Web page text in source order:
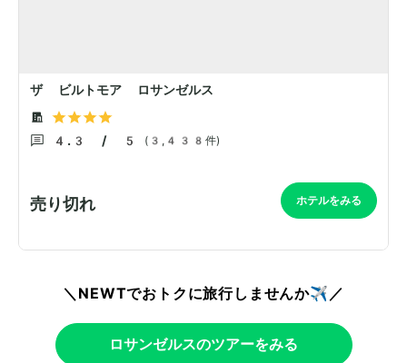
＼NEWTでおトクに旅行しませんか✈️／
ロサンゼルスのツアーをみる